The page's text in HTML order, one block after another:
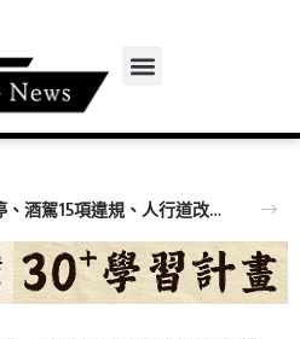
嘉市重拳整頓交通 嚴抓違停、酒駕15項違規、人行道改善同步推